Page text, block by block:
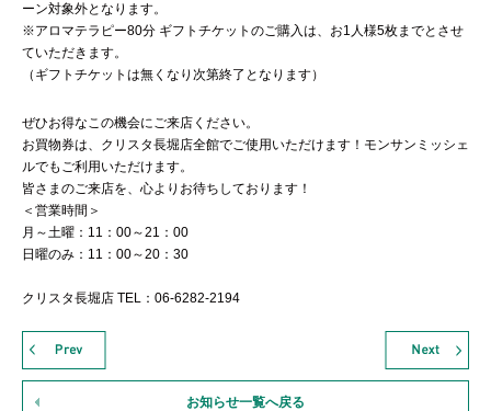
ーン対象外となります。
※アロマテラピー80分 ギフトチケットのご購入は、お1人様5枚までとさせ
ていただきます。
（ギフトチケットは無くなり次第終了となります）
ぜひお得なこの機会にご来店ください。
お買物券は、クリスタ長堀店全館でご使用いただけます！モンサンミッシェ
ルでもご利用いただけます。
皆さまのご来店を、心よりお待ちしております！
＜営業時間＞
月～土曜：11：00～21：00
日曜のみ：11：00～20：30
クリスタ長堀店 TEL：06-6282-2194
お知らせ一覧へ戻る